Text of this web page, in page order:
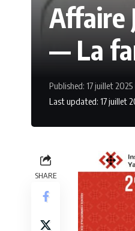
Affaire
— La
Last updated: 17 juillet
Published: 17 juillet 2025
SHARE